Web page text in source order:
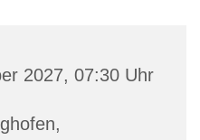
2027, 07:30 Uhr